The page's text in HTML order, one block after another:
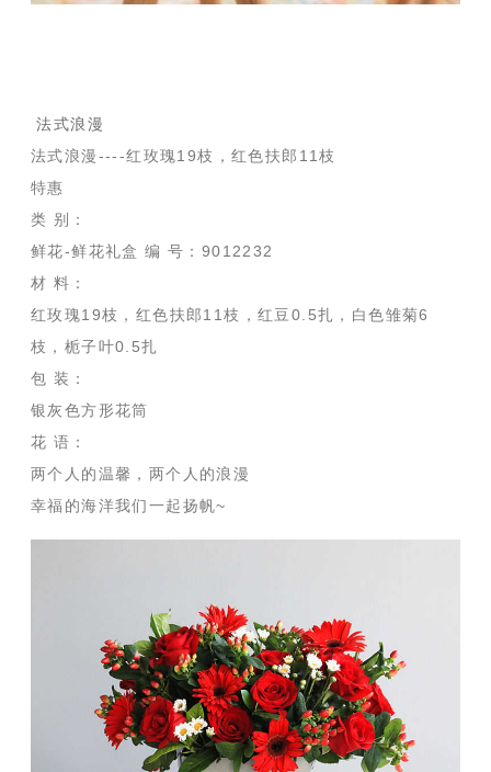
法式浪漫
法式浪漫----红玫瑰19枝，红色扶郎11枝
特惠
类 别：
鲜花-鲜花礼盒 编 号：9012232
材 料：
红玫瑰19枝，红色扶郎11枝，红豆0.5扎，白色雏菊6
枝，栀子叶0.5扎
包 装：
银灰色方形花筒
花 语：
两个人的温馨，两个人的浪漫
幸福的海洋我们一起扬帆~